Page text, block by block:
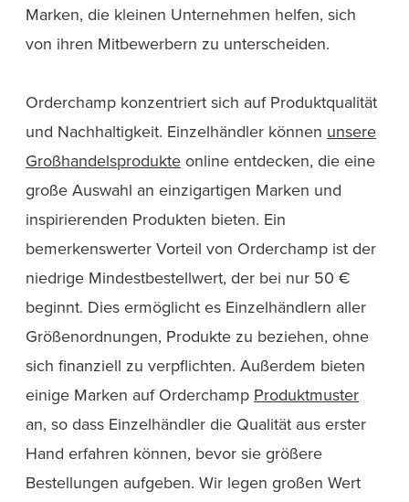
Marken, die kleinen Unternehmen helfen, sich
von ihren Mitbewerbern zu unterscheiden.
Orderchamp konzentriert sich auf Produktqualität
und Nachhaltigkeit. Einzelhändler können unsere
Großhandelsprodukte online entdecken, die eine
große Auswahl an einzigartigen Marken und
inspirierenden Produkten bieten. Ein
bemerkenswerter Vorteil von Orderchamp ist der
niedrige Mindestbestellwert, der bei nur 50 €
beginnt. Dies ermöglicht es Einzelhändlern aller
Größenordnungen, Produkte zu beziehen, ohne
sich finanziell zu verpflichten. Außerdem bieten
einige Marken auf Orderchamp Produktmuster
an, so dass Einzelhändler die Qualität aus erster
Hand erfahren können, bevor sie größere
Bestellungen aufgeben. Wir legen großen Wert